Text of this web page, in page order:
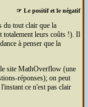
☞ Le positif et le négatif
du tout clair que la
totalement leurs coûts !). Il
à penser que la
site MathOverflow (une
réponses); on peut
ce n'est pas clair